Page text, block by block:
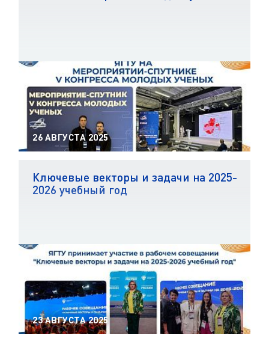
26 АВГУСТА 2025
Ключевые векторы и задачи на 2025-
2026 учебный год
23 АВГУСТА 2025